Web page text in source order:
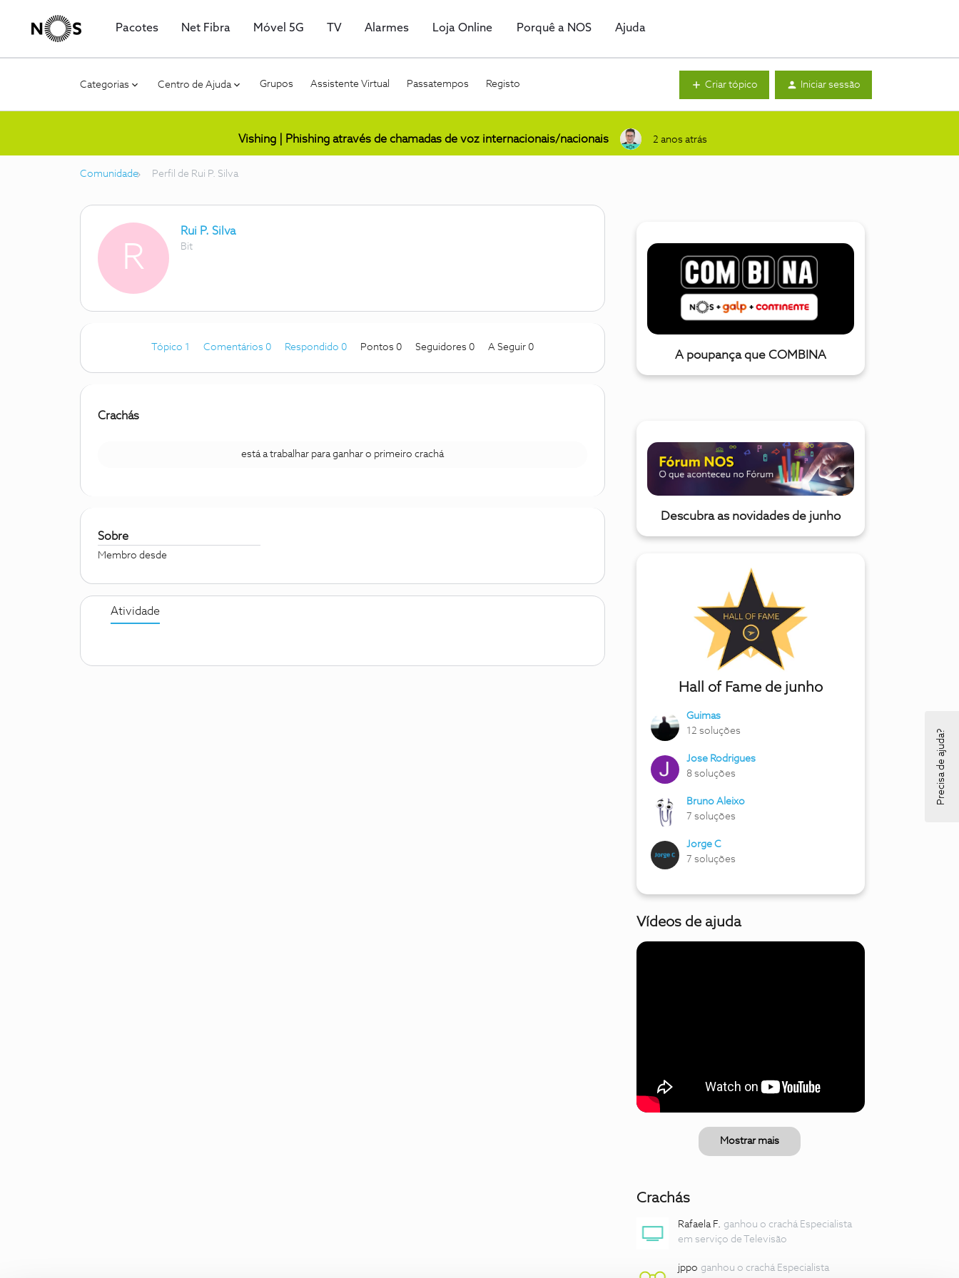
Pacotes Net Fibra Móvel 5G TV Alarmes Loja Online Porquê a NOS Ajuda
Categorias Centro de Ajuda Grupos Assistente Virtual Passatempos Registo Criar tópico Iniciar sessão
Vishing | Phishing através de chamadas de voz internacionais/nacionais 2 anos atrás
Comunidade Perfil de Rui P. Silva
R
Rui P. Silva
Bit
Tópico 1 Comentários 0 Respondido 0 Pontos 0 Seguidores 0 A Seguir 0
Crachás
está a trabalhar para ganhar o primeiro crachá
Sobre
Membro desde
Atividade
A poupança que COMBINA
Descubra as novidades de junho
Hall of Fame de junho
Guimas
12 soluções
Jose Rodrigues
8 soluções
Bruno Aleixo
7 soluções
Jorge C
7 soluções
Vídeos de ajuda
Mostrar mais
Crachás
Rafaela F. ganhou o crachá Especialista
em serviço de Televisão
jppo ganhou o crachá Especialista
Precisa de ajuda?